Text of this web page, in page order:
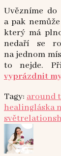
Uvězníme
a pak
který má
nedaří se
na jednom
to nejde.
vyprázdnit
Tagy: around
healingláska
svět